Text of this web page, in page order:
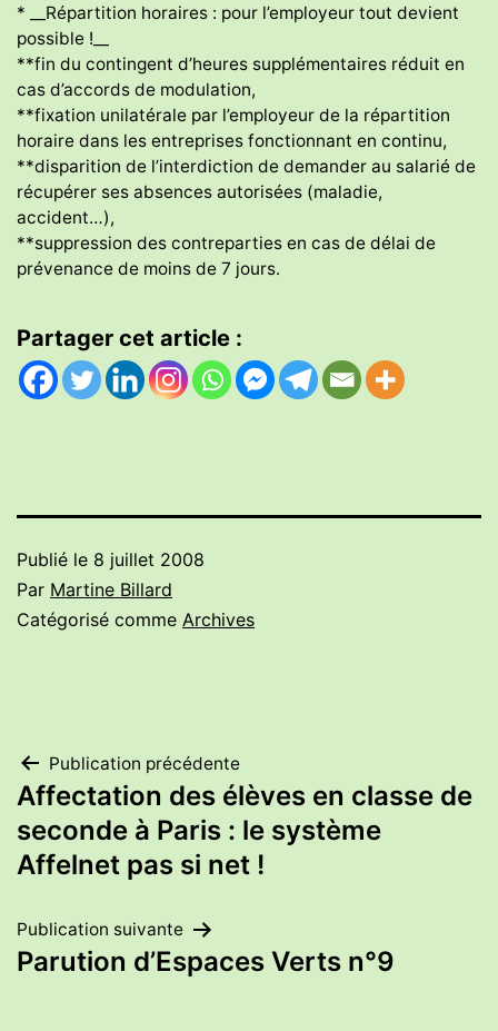
* __Répartition horaires : pour l’employeur tout devient
possible !__
**fin du contingent d’heures supplémentaires réduit en
cas d’accords de modulation,
**fixation unilatérale par l’employeur de la répartition
horaire dans les entreprises fonctionnant en continu,
**disparition de l’interdiction de demander au salarié de
récupérer ses absences autorisées (maladie,
accident…),
**suppression des contreparties en cas de délai de
prévenance de moins de 7 jours.
Partager cet article :
Publié le 8 juillet 2008
Par Martine Billard
Catégorisé comme Archives
Navigation
de
l’article
Publication précédente
Affectation des élèves en classe de
seconde à Paris : le système
Affelnet pas si net !
Publication suivante
Parution d’Espaces Verts n°9